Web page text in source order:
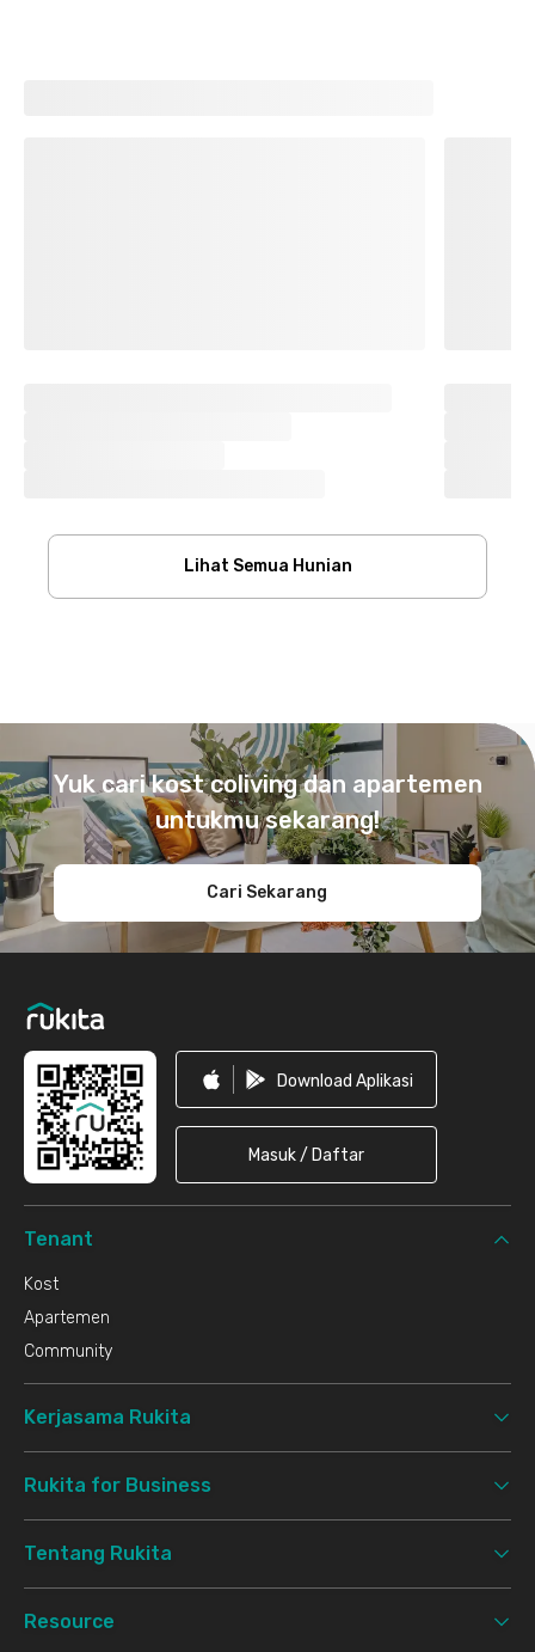
Lihat Semua Hunian
Yuk cari kost coliving dan apartemen
untukmu sekarang!
Cari Sekarang
Download Aplikasi
Masuk / Daftar
Tenant
Kost
Apartemen
Community
Kerjasama Rukita
Rukita for Business
Tentang Rukita
Resource